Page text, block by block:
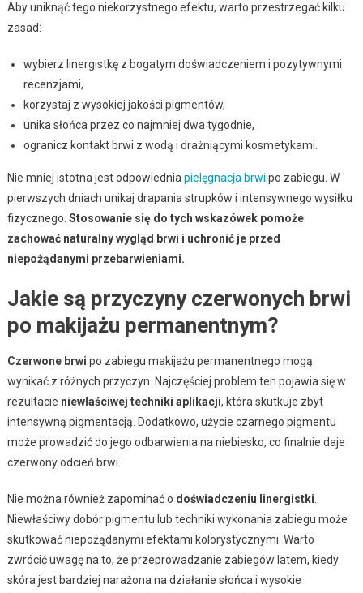
Aby uniknąć tego niekorzystnego efektu, warto przestrzegać kilku
zasad:
wybierz linergistkę z bogatym doświadczeniem i pozytywnymi
recenzjami,
korzystaj z wysokiej jakości pigmentów,
unika słońca przez co najmniej dwa tygodnie,
ogranicz kontakt brwi z wodą i drażniącymi kosmetykami.
Nie mniej istotna jest odpowiednia pielęgnacja brwi po zabiegu. W
pierwszych dniach unikaj drapania strupków i intensywnego wysiłku
fizycznego. Stosowanie się do tych wskazówek pomoże
zachować naturalny wygląd brwi i uchronić je przed
niepożądanymi przebarwieniami.
Jakie są przyczyny czerwonych brwi
po makijażu permanentnym?
Czerwone brwi po zabiegu makijażu permanentnego mogą
wynikać z różnych przyczyn. Najczęściej problem ten pojawia się w
rezultacie niewłaściwej techniki aplikacji, która skutkuje zbyt
intensywną pigmentacją. Dodatkowo, użycie czarnego pigmentu
może prowadzić do jego odbarwienia na niebiesko, co finalnie daje
czerwony odcień brwi.
Nie można również zapominać o doświadczeniu linergistki
Niewłaściwy dobór pigmentu lub techniki wykonania zabiegu może
skutkować niepożądanymi efektami kolorystycznymi. Warto
zwrócić uwagę na to, że przeprowadzanie zabiegów latem, kiedy
skóra jest bardziej narażona na działanie słońca i wysokie